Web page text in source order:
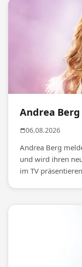
Andrea
06.08.2026
Andrea Berg
und wird ihren
im TV